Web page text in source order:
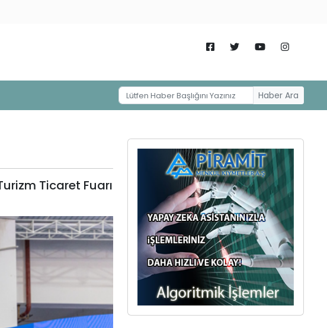
Haber Ara
Ticaret Fuarı